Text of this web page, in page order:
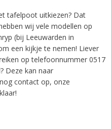
tafelpoot uitkiezen? Dat
wij vele modellen op
(bij Leeuwarden in
een kijkje te nemen! Liever
op telefoonnummer 0517
Deze kan naar
contact op, onze